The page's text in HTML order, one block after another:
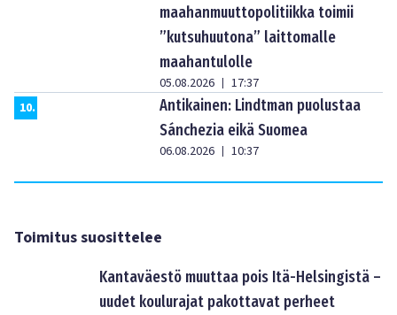
maahanmuuttopolitiikka toimii
”kutsuhuutona” laittomalle
maahantulolle
05.08.2026 | 17:37
10.
Antikainen: Lindtman puolustaa
Sánchezia eikä Suomea
06.08.2026 | 10:37
Toimitus suosittelee
Kantaväestö muuttaa pois Itä-Helsingistä –
uudet koulurajat pakottavat perheet